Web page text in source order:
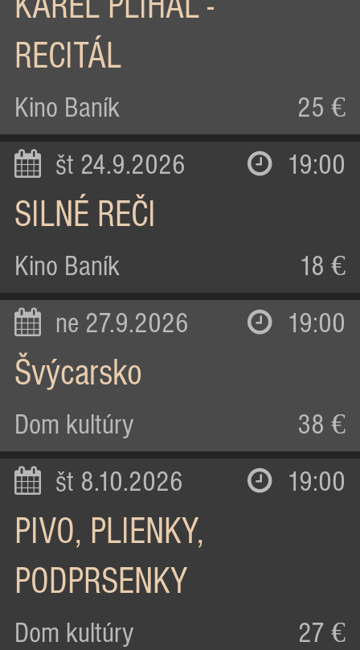
KAREL PLÍHAL -
RECITÁL
Kino Baník 25 €
št 24.9.2026 19:00
SILNÉ REČI
Kino Baník 18 €
ne 27.9.2026 19:00
Švýcarsko
Dom kultúry 38 €
št 8.10.2026 19:00
PIVO, PLIENKY,
PODPRSENKY
Dom kultúry 27 €